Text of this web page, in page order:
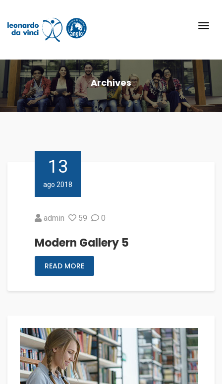
Archives
13
ago 2018
admin 59 0
Modern Gallery 5
READ MORE